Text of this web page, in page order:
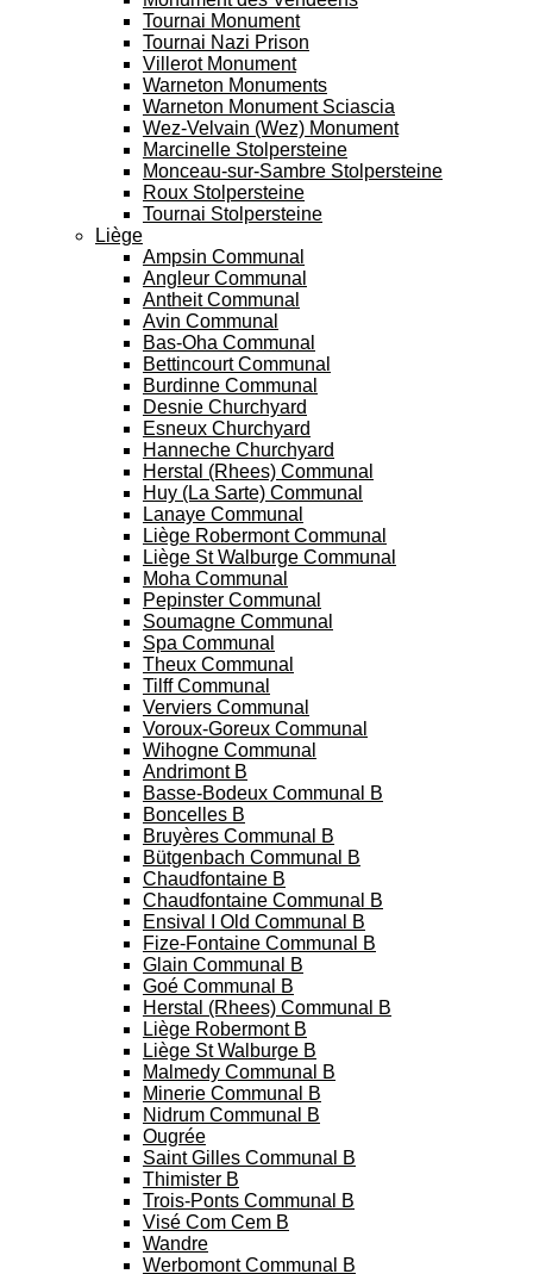
Tournai Monument
Tournai Nazi Prison
Villerot Monument
Warneton Monuments
Warneton Monument Sciascia
Wez-Velvain (Wez) Monument
Marcinelle Stolpersteine
Monceau-sur-Sambre Stolpersteine
Roux Stolpersteine
Tournai Stolpersteine
Liège
Ampsin Communal
Angleur Communal
Antheit Communal
Avin Communal
Bas-Oha Communal
Bettincourt Communal
Burdinne Communal
Desnie Churchyard
Esneux Churchyard
Hanneche Churchyard
Herstal (Rhees) Communal
Huy (La Sarte) Communal
Lanaye Communal
Liège Robermont Communal
Liège St Walburge Communal
Moha Communal
Pepinster Communal
Soumagne Communal
Spa Communal
Theux Communal
Tilff Communal
Verviers Communal
Voroux-Goreux Communal
Wihogne Communal
Andrimont B
Basse-Bodeux Communal B
Boncelles B
Bruyères Communal B
Bütgenbach Communal B
Chaudfontaine B
Chaudfontaine Communal B
Ensival I Old Communal B
Fize-Fontaine Communal B
Glain Communal B
Goé Communal B
Herstal (Rhees) Communal B
Liège Robermont B
Liège St Walburge B
Malmedy Communal B
Minerie Communal B
Nidrum Communal B
Ougrée
Saint Gilles Communal B
Thimister B
Trois-Ponts Communal B
Visé Com Cem B
Wandre
Werbomont Communal B